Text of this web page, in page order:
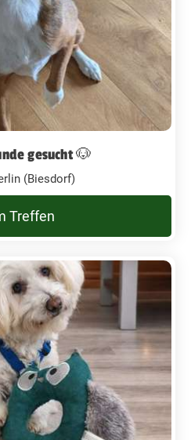
gesucht 🐶
(Biesdorf)
Treffen